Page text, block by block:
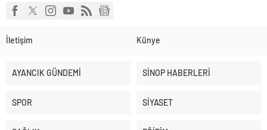
İletişim Künye
AYANCIK GÜNDEMİ SİNOP HABERLERİ
SPOR SİYASET